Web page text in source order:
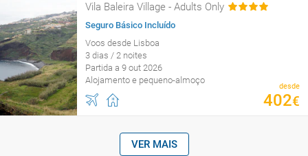
Vila Baleira Village - Adults Only
Seguro Básico Incluído
Voos desde Lisboa
3 dias / 2 noites
Partida a 9 out 2026
Alojamento e pequeno-almoço
desde
402€
VER MAIS